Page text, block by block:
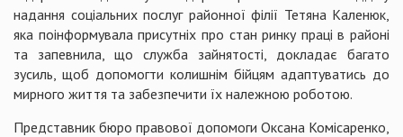
надання соціальних послуг районної філії Тетяна Каленюк,
яка поінформувала присутніх про стан ринку праці в районі
та запевнила, що служба зайнятості, докладає багато
зусиль, щоб допомогти колишнім бійцям адаптуватись до
мирного життя та забезпечити їх належною роботою.
Представник бюро правової допомоги Оксана Комісаренко,